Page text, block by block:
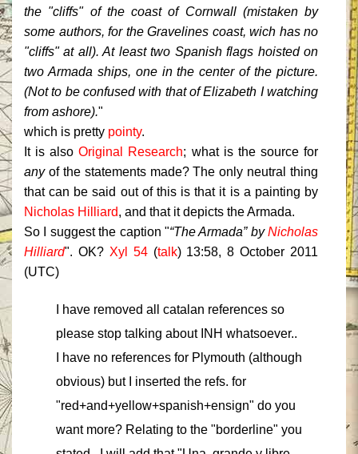
the "cliffs" of the coast of Cornwall (mistaken by
some authors, for the Gravelines coast, wich has no
"cliffs" at all). At least two Spanish flags hoisted on
two Armada ships, one in the center of the picture.
(Not to be confused with that of Elizabeth I watching
from ashore)."
which is pretty pointy.
It is alsoOriginal Research; what is the source for
anyof the statements made? The only neutral thing
that can be said out of this is that it is a painting by
Nicholas Hilliard, and that it depicts the Armada.
So I suggest the caption "“The Armada” byNicholas
Hilliard". OK? Xyl 54(talk) 13:58, 8 October 2011
(UTC)
I have removed all catalan references so
please stop talking about INH whatsoever..
I have no references for Plymouth (although
obvious) but I inserted the refs. for
"red+and+yellow+spanish+ensign" do you
want more? Relating to the "borderline" you